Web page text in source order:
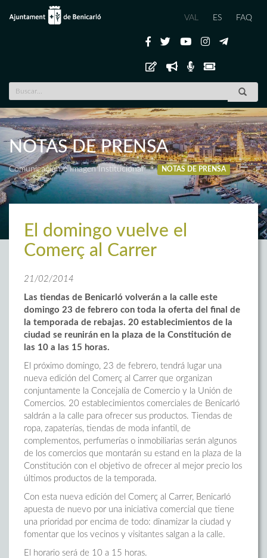
VAL ES FAQ
NOTAS DE PRENSA
Comunicación e Imagen Institucional NOTAS DE PRENSA
El domingo vuelve el
Comerç al Carrer
21/02/2014
Las tiendas de Benicarló volverán a la calle este
domingo 23 de febrero con toda la oferta del final de
la temporada de rebajas. 20 establecimientos de la
ciudad se reunirán en la plaza de la Constitución de
las 10 a las 15 horas.
El próximo domingo, 23 de febrero, tendrá lugar una
nueva edición del Comerç al Carrer que organizan
conjuntamente la Concejalía de Comercio y la Unión de
Comercios. 20 establecimientos comerciales de Benicarló
saldrán a la calle para ofrecer sus productos. Tiendas de
ropa, zapaterías, tiendas de moda infantil, de
complementos, perfumerías o inmobiliarias serán algunos
de los comercios que montarán su estand en la plaza de la
Constitución con el objetivo de ofrecer al mejor precio los
últimos productos de la temporada.
Con esta nueva edición del Comerç al Carrer, Benicarló
apuesta de nuevo por una iniciativa comercial que tiene
una prioridad por encima de todo: dinamizar la ciudad y
fomentar que los vecinos y visitantes salgan a la calle.
El horario será de 10 a 15 horas.